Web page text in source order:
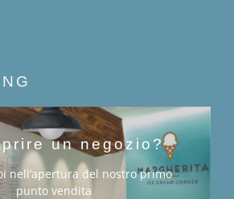
un negozio?
nell’apertura del nostro primo
punto vendita